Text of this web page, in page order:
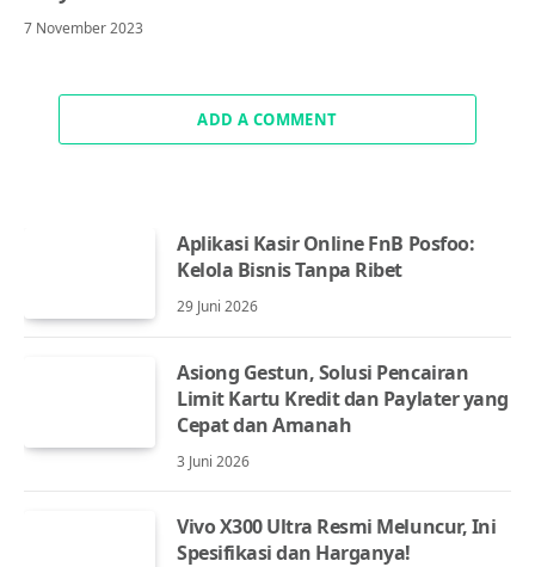
7 November 2023
ADD A COMMENT
Aplikasi Kasir Online FnB Posfoo:
Kelola Bisnis Tanpa Ribet
29 Juni 2026
Asiong Gestun, Solusi Pencairan
Limit Kartu Kredit dan Paylater yang
Cepat dan Amanah
3 Juni 2026
Vivo X300 Ultra Resmi Meluncur, Ini
Spesifikasi dan Harganya!